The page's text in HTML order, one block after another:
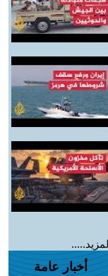
أخبار عامة